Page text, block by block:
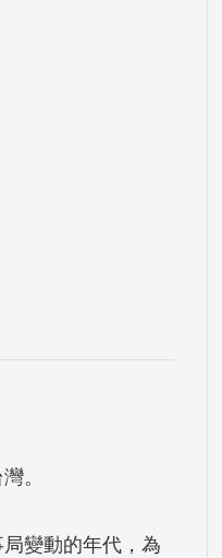
。
變動的年代，為